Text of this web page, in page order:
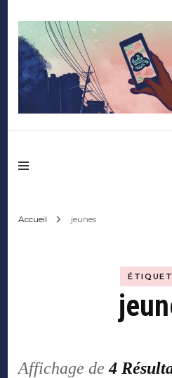
Accueil jeunes
Affichage de4